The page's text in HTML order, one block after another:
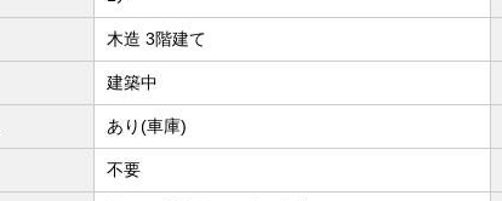
木造 3階建て
建築中
あり(車庫)
不要